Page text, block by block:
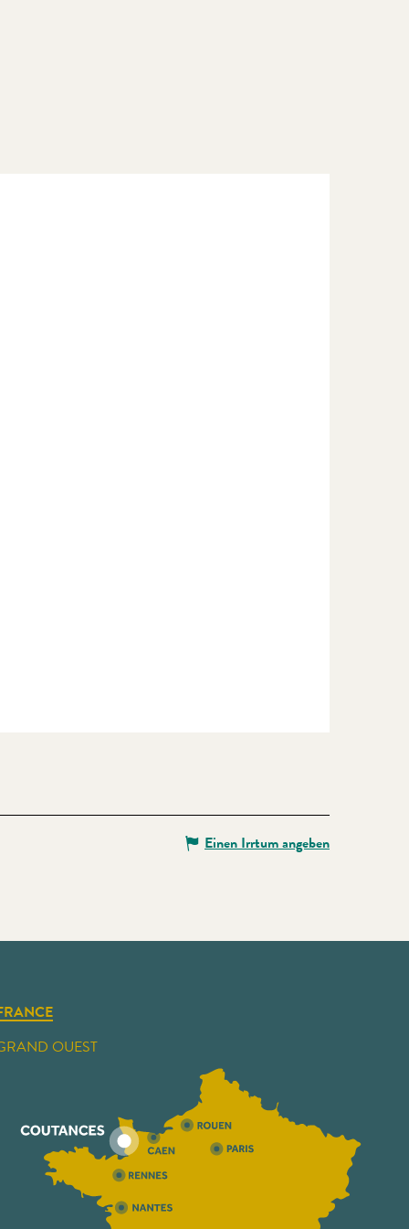
Einen Irrtum angeben
OUEST